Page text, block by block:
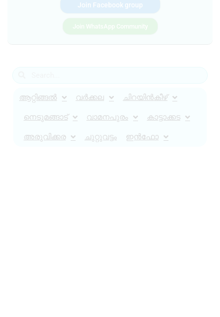
Join Facebook group
Join WhatsApp Community
ആറ്റിങ്ങൽ വർക്കല ചിറയിൻകീഴ്
നെടുമങ്ങാട് വാമനപുരം കാട്ടാക്കട
അരുവിക്കര ചുറ്റുവട്ടം ഇൻഫോ